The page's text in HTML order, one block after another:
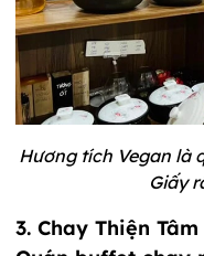
Hương tích Vegan là
Giấy
3. Chay Thiện Tâm